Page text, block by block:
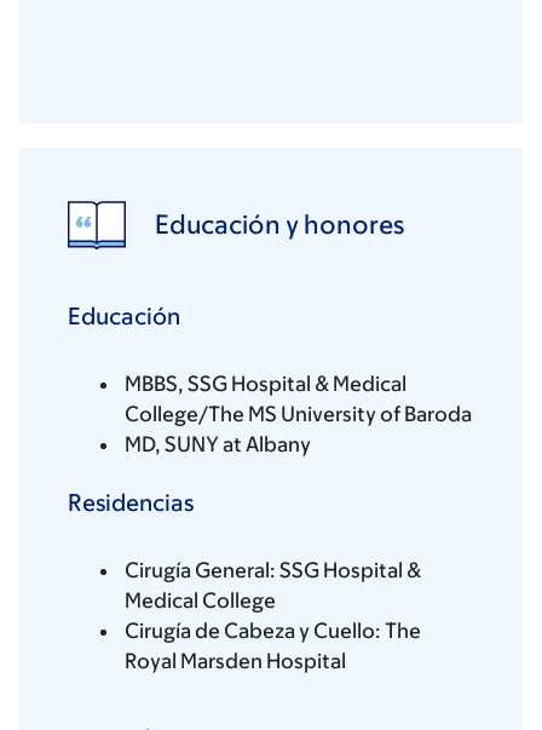
Educación y honores
Educación
MBBS, SSG Hospital & Medical
College/The MS University of Baroda
MD, SUNY at Albany
Residencias
Cirugía General: SSG Hospital &
Medical College
Cirugía de Cabeza y Cuello: The
Royal Marsden Hospital